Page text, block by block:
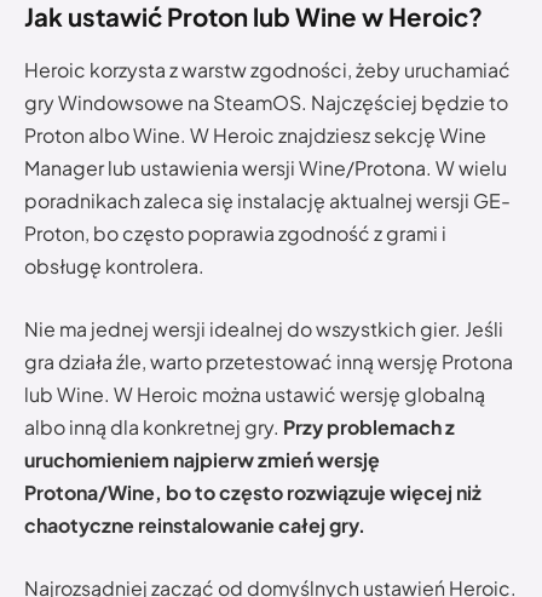
Jak ustawić Proton lub Wine w Heroic?
Heroic korzysta z warstw zgodności, żeby uruchamiać
gry Windowsowe na SteamOS. Najczęściej będzie to
Proton albo Wine. W Heroic znajdziesz sekcję Wine
Manager lub ustawienia wersji Wine/Protona. W wielu
poradnikach zaleca się instalację aktualnej wersji GE-
Proton, bo często poprawia zgodność z grami i
obsługę kontrolera.
Nie ma jednej wersji idealnej do wszystkich gier. Jeśli
gra działa źle, warto przetestować inną wersję Protona
lub Wine. W Heroic można ustawić wersję globalną
albo inną dla konkretnej gry. Przy problemach z
uruchomieniem najpierw zmień wersję
Protona/Wine, bo to często rozwiązuje więcej niż
chaotyczne reinstalowanie całej gry.
Najrozsądniej zacząć od domyślnych ustawień Heroic.